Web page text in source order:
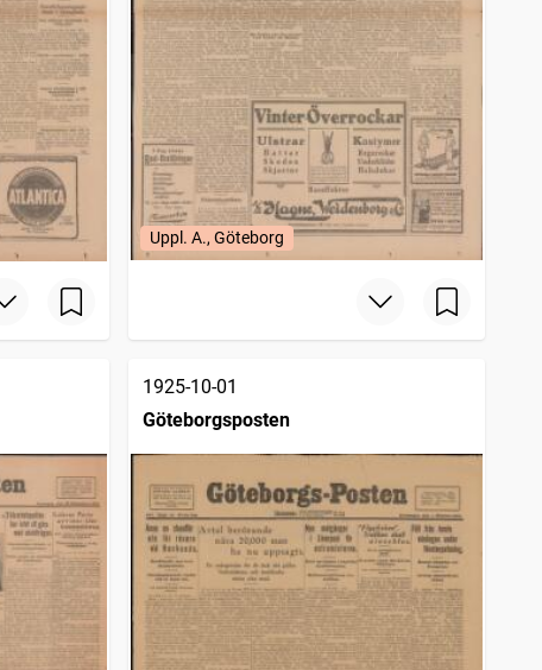
Uppl. A., Göteborg
1925-10-01
Göteborgsposten